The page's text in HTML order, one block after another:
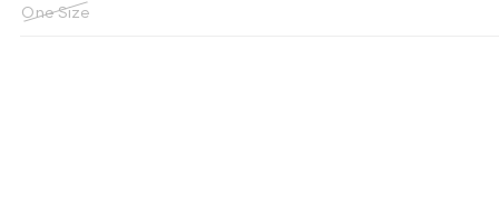
One Size